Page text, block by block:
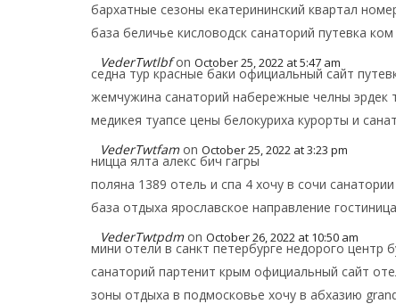
бархатные сезоны екатерининский квартал
база беличье кисловодск санаторий путевка
VederTwtlbf on October 25, 2022 at 5:47 am
седна тур красные баки официальный сайт
жемчужина санаторий набережные челны эрдек
медикея туапсе цены белокуриха курорты и
VederTwtfam on October 25, 2022 at 3:23 pm
ницца ялта алекс бич гагры
поляна 1389 отель и спа 4 хочу в сочи
база отдыха ярославское направление
VederTwtpdm on October 26, 2022 at 10:50 am
мини отели в санкт петербурге недорого центр
санаторий партенит крым официальный сайт
зоны отдыха в подмосковье хочу в абхазию